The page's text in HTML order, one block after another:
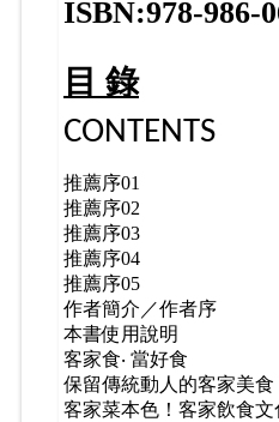
ISBN:978-986-
目 錄
CONTENTS
推薦序01
推薦序02
推薦序03
推薦序04
推薦序05
作者簡介／作者序
本書使用說明
客家食‧ 當好食
保留傳統動人的客家美食
客家菜本色！客家飲食文